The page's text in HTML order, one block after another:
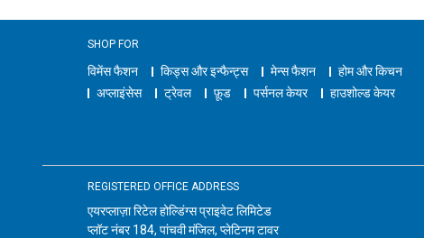
SHOP FOR
विमेंस फैशन किड्स और इन्फैन्ट्स मेन्स फैशन
होम और किचन
अप्लाइंसेस
ट्रेवल फ़ूड पर्सनल केयर हाउशोल्ड केयर
REGISTERED OFFICE ADDRESS
एयरप्लाज़ा रिटेल होल्डिंग्स प्राइवेट लिमिटेड
प्लॉट नंबर 184, पांचवी मंजिल, प्लेटिनम टावर